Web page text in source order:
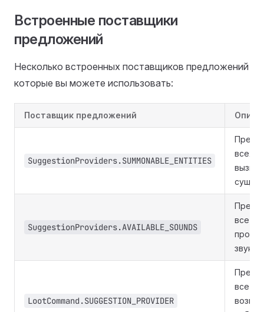
Встроенные поставщики
предложений
Несколько встроенных поставщиков предложений
которые вы можете использовать:
Поставщик предложений
SuggestionProviders.SUMMONABLE_ENTITIES
всех
SuggestionProviders.AVAILABLE_SOUNDS
все
звуки.
LootCommand.SUGGESTION_PROVIDER
все